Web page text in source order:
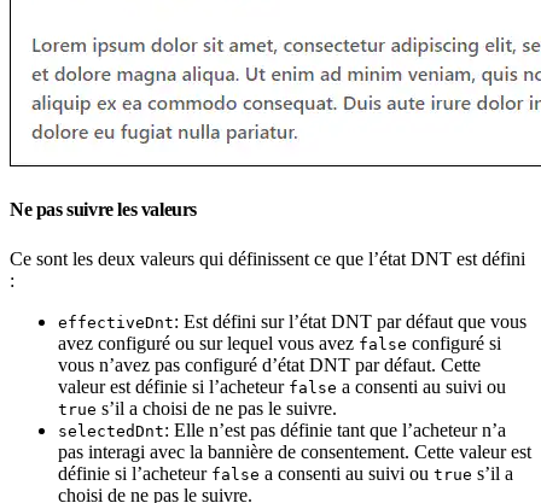
Ne pas suivre les valeurs
Ce sont les deux valeurs qui définissent ce que l’état DNT est défini
:
effectiveDnt: Est défini sur l’état DNT par défaut que vous
avez configuré ou sur lequel vous avez false configuré si
vous n’avez pas configuré d’état DNT par défaut. Cette
valeur est définie si l’acheteur false a consenti au suivi ou
true s’il a choisi de ne pas le suivre.
selectedDnt: Elle n’est pas définie tant que l’acheteur n’a
pas interagi avec la bannière de consentement. Cette valeur est
définie si l’acheteur false a consenti au suivi ou true s’il a
choisi de ne pas le suivre.